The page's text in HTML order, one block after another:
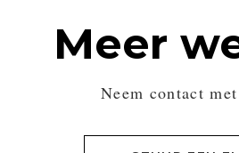
Meer
Neem contact